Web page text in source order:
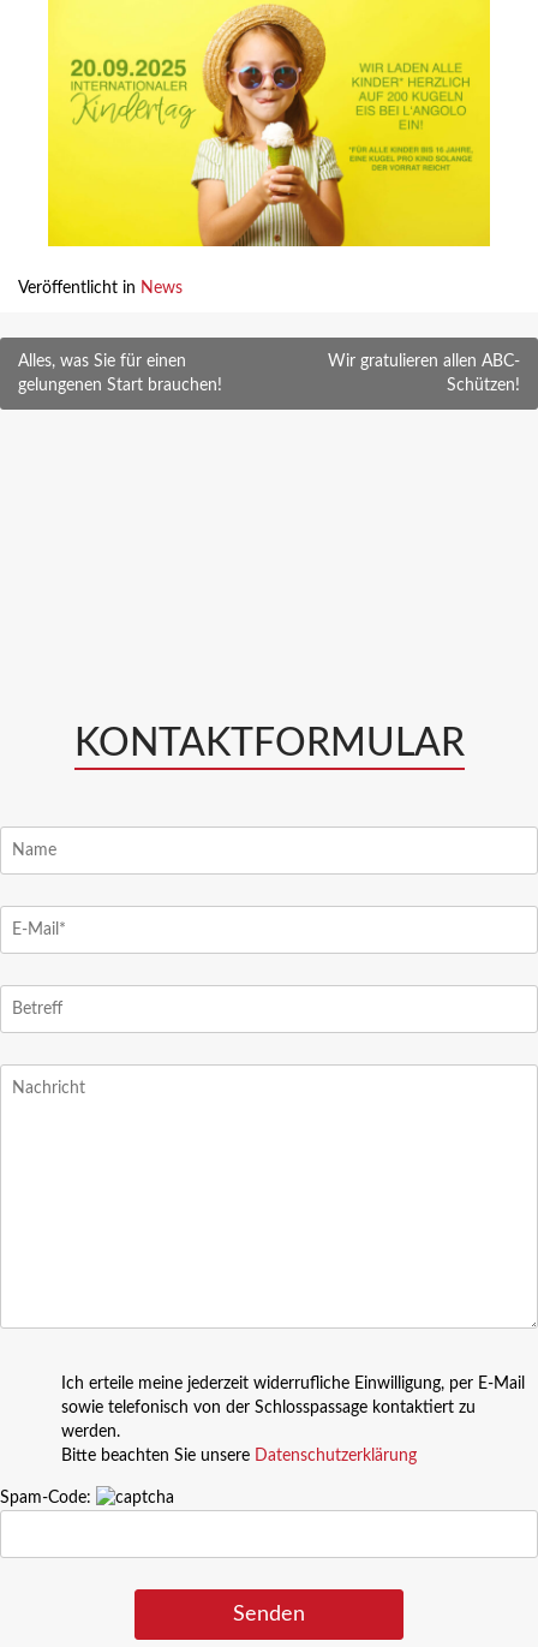
Veröffentlicht in News
Beitragsnavigation
Alles, was Sie für einen
gelungenen Start brauchen!
Wir gratulieren allen ABC-
Schützen!
KONTAKTFORMULAR
Ich erteile meine jederzeit widerrufliche Einwilligung, per E-Mail
sowie telefonisch von der Schlosspassage kontaktiert zu
werden.
Bitte beachten Sie unsere
Datenschutzerklärung
Spam-Code: